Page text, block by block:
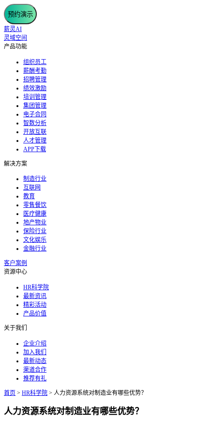
预约演示
薪灵AI
灵域空间
产品功能
组织员工
薪酬考勤
招聘管理
绩效激励
培训管理
集团管理
电子合同
智数分析
开放互联
人才管理
APP下载
解决方案
制造行业
互联网
教育
零售餐饮
医疗健康
地产物业
保险行业
文化娱乐
金融行业
客户案例
资源中心
HR科学院
最新资讯
精彩活动
产品价值
关于我们
企业介绍
加入我们
最新动态
渠道合作
推荐有礼
首页 > HR科学院 > 人力资源系统对制造业有哪些优势？
人力资源系统对制造业有哪些优势？